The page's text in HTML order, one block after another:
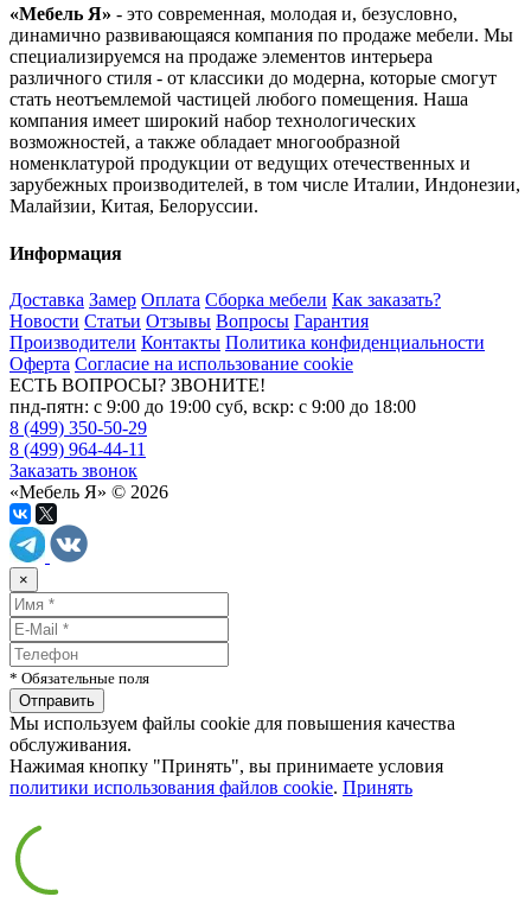
«Мебель Я» - это современная, молодая и, безусловно,
динамично развивающаяся компания по продаже мебели. Мы
специализируемся на продаже элементов интерьера
различного стиля - от классики до модерна, которые смогут
стать неотъемлемой частицей любого помещения. Наша
компания имеет широкий набор технологических
возможностей, а также обладает многообразной
номенклатурой продукции от ведущих отечественных и
зарубежных производителей, в том числе Италии, Индонезии,
Малайзии, Китая, Белоруссии.
Информация
Доставка Замер Оплата Сборка мебели Как заказать?
Новости Статьи Отзывы Вопросы Гарантия
Производители Контакты Политика конфиденциальности
Оферта Согласие на использование cookie
ЕСТЬ ВОПРОСЫ? ЗВОНИТЕ!
пнд-пятн: с 9:00 до 19:00 суб, вскр: с 9:00 до 18:00
8 (499) 350-50-29
8 (499) 964-44-11
Заказать звонок
«Мебель Я» © 2026
×
* Обязательные поля
Мы используем файлы cookie для повышения качества
обслуживания.
Нажимая кнопку "Принять", вы принимаете условия
политики использования файлов cookie. Принять